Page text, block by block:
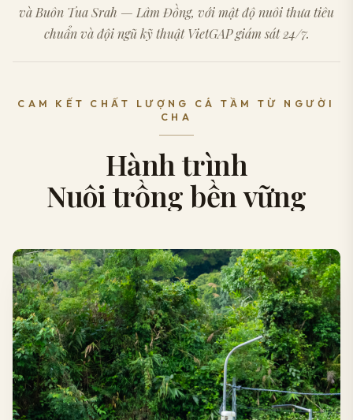
và Buôn Tua Srah — Lâm Đồng, với mật độ nuôi thưa tiêu
chuẩn và đội ngũ kỹ thuật VietGAP giám sát 24/7.
CAM KẾT CHẤT LƯỢNG CÁ TẦM TỪ NGƯỜI
CHA
Hành trình
Nuôi trồng bền vững